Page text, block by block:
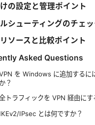
の設定と管理ポイント
シューティングのチェ
ソースと比較ポイント
Asked Questions
を Windows に追加するに
か？
トラフィックを VPN 経由にす
IKEv2/IPsec とは何ですか？